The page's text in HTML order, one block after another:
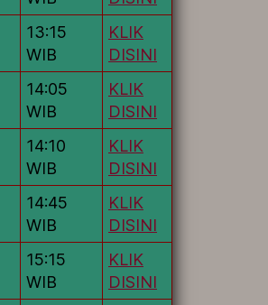
13:15
WIB
KLIK
DISINI
14:05
WIB
KLIK
DISINI
14:10
WIB
KLIK
DISINI
14:45
WIB
KLIK
DISINI
15:15
WIB
KLIK
DISINI